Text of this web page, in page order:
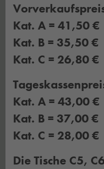
Kat. A = 41,50 €
Kat. B = 35,50 €
Kat. C = 26,80 €
Kat. A = 43,00 €
Kat. B = 37,00 €
Kat. C = 28,00 €
Die Tische C5,